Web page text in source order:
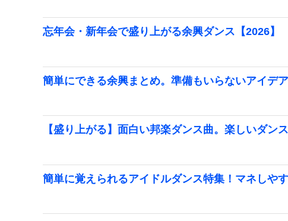
忘年会・新年会で盛り上がる余興ダンス【2026】
簡単にできる余興まとめ。準備もいらないアイデ
【盛り上がる】面白い邦楽ダンス曲。楽しいダン
簡単に覚えられるアイドルダンス特集！マネしや